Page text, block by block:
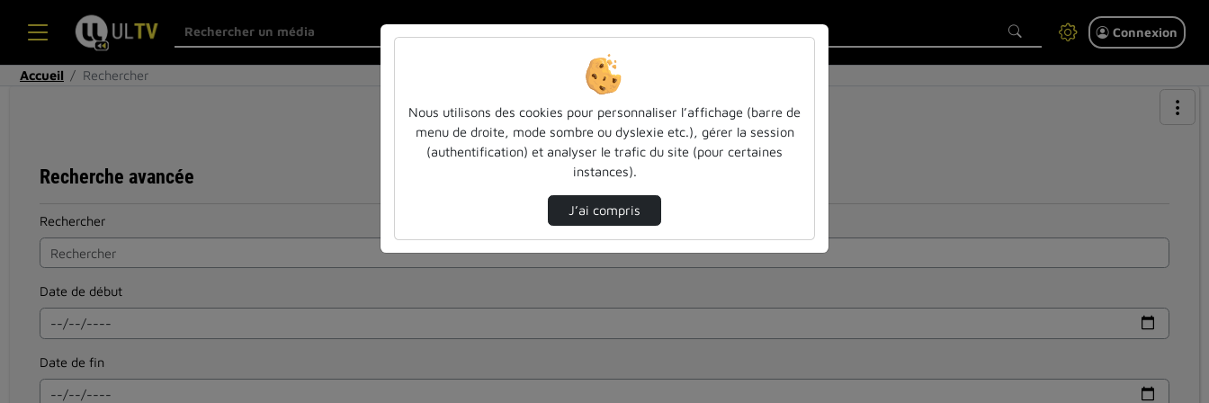
Connexion
Accueil Rechercher
Recherche avancée
Rechercher
Date de début
Date de fin
Nous utilisons des cookies pour personnaliser l’affichage (barre de
menu de droite, mode sombre ou dyslexie etc.), gérer la session
(authentification) et analyser le trafic du site (pour certaines
instances).
J’ai compris